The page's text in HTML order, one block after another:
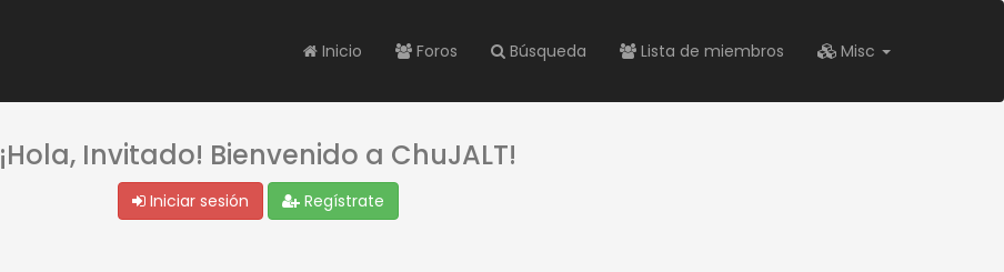
Inicio Foros Búsqueda Lista de miembros Misc
¡Hola, Invitado! Bienvenido a ChuJALT!
Iniciar sesión Regístrate